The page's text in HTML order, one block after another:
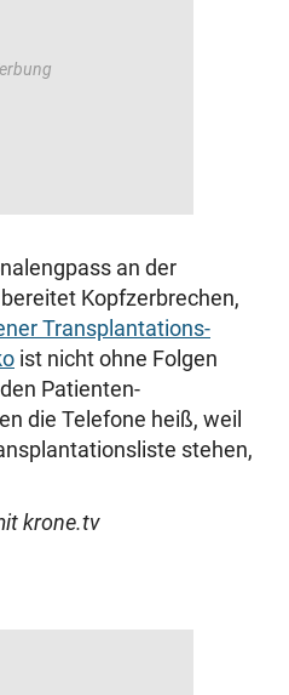
an der
Kopfzerbrechen,
Transplantations-
ist nicht ohne Folgen
Patienten-
die Telefone heiß, weil
stehen,
krone.tv